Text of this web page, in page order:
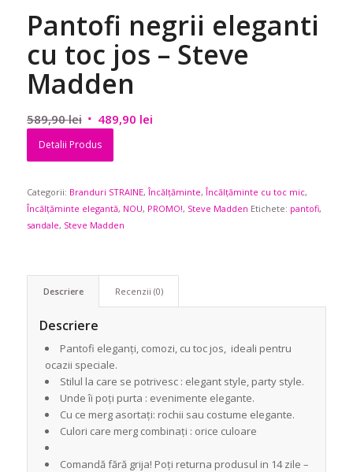
Pantofi negrii eleganti
cu toc jos – Steve
Madden
589,90lei Prețul
inițial
589,90 lei.
489,90 leiPrețul
Detalii Produs
Categorii: Branduri STRAINE,Încălțăminte,Încălțăminte cu toc mic,
Încălțăminte elegantă, NOU, PROMO!, Steve Madden Etichete: pantofi,
sandale, Steve Madden
Descriere Recenzii (0)
Descriere
Pantofi eleganți, comozi, cu toc jos, ideali pentru
ocazii speciale.
Stilul la care se potrivesc : elegant style, party style.
Unde îi poți purta : evenimente elegante.
Cu ce merg asortați: rochii sau costume elegante.
Culori care merg combinați : orice culoare
Comandă fără grija! Poți returna produsul in 14 zile –